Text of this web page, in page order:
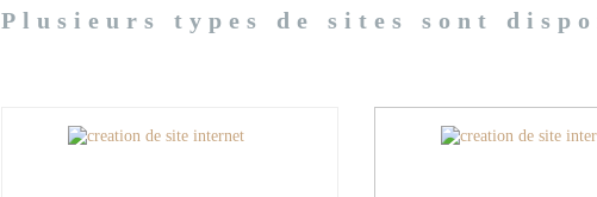
Plusieurs types de sites sont